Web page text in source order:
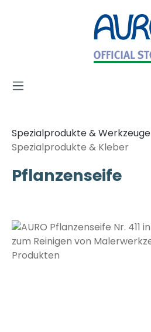
Zum Hauptinhalt springen
Spezialprodukte & Werkzeuge
Spezialprodukte & Kleber
Pflanzenseife
Bildergalerie überspringen